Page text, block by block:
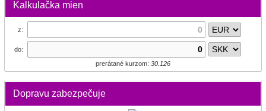
Kalkulačka mien
z:
do:
prerátané kurzom: 30.126
Dopravu zabezpečuje